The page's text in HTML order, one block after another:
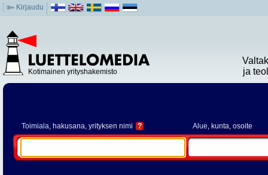
Kirjaudu
Kotimainen yrityshakemisto
ja
Toimiala, hakusana, yrityksen nimi ? Alue, kunta, osoite